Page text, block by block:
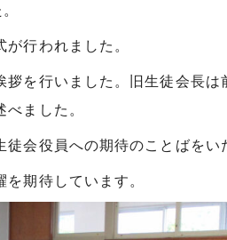
行われました。
を行いました。旧生徒会長は
ました。
会役員への期待のことばをい
期待しています。